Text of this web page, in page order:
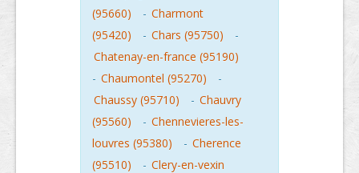
(95660)
- Charmont
(95420)
- Chars (95750)
-
Chatenay-en-france (95190)
- Chaumontel (95270)
-
Chaussy (95710)
- Chauvry
(95560)
- Chennevieres-les-
louvres (95380)
- Cherence
(95510)
- Clery-en-vexin